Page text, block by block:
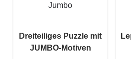
Jumbo
Dreiteiliges Puzzle mit
JUMBO-Motiven